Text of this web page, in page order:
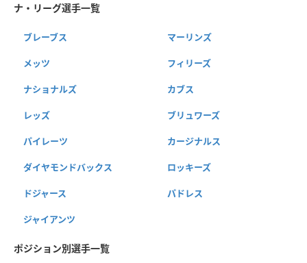
ナ・リーグ選手一覧
ブレーブス マーリンズ
メッツ フィリーズ
ナショナルズ カブス
レッズ ブリュワーズ
パイレーツ カージナルス
ダイヤモンドバックス ロッキーズ
ドジャース パドレス
ジャイアンツ
ポジション別選手一覧